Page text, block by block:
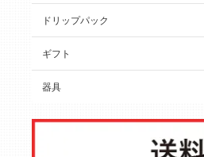
ドリップパック
ギフト
器具